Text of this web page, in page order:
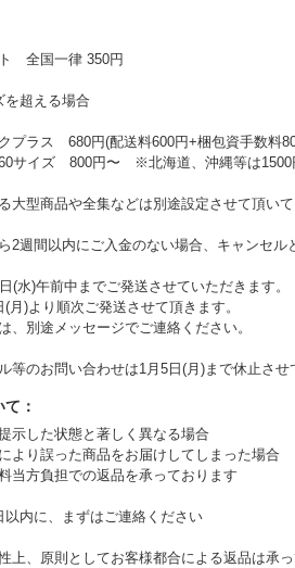
全国一律 350円
を超える場合
プラス 680円(配送料600円+梱包資手数料
サイズ 800円〜 ※北海道、沖縄等は1500
大型商品や全集などは別途設定させて頂いて
2週間以内にご入金のない場合、キャンセル
(水)午前中までご発送させていただきます。
月)より順次ご発送させて頂きます。
、別途メッセージでご連絡ください。
等のお問い合わせは1月5日(月)まで休止させ
：
示した状態と著しく異なる場合
より誤った商品をお届けしてしまった場合
当方負担での返品を承っております
以内に、まずはご連絡ください
上、原則としてお客様都合による返品は承